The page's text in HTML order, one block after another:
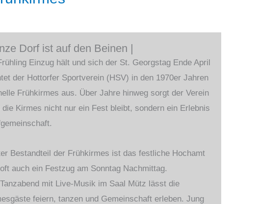
Dorf ist auf den Beinen |
Einzug hält und sich der St. Georgstag Ende April
der Hottorfer Sportverein (HSV) in den 1970er Jahren
Frühkirmes aus. Über Jahre hinweg sorgt der Verein
die Kirmes nicht nur ein Fest bleibt, sondern ein Erlebnis
Bestandteil der Frühkirmes ist das festliche Hochamt
auch ein Festzug am Sonntag Nachmittag.
mit Live-Musik im Saal Mütz lässt die
feiern, tanzen und Gemeinschaft erleben. Jung